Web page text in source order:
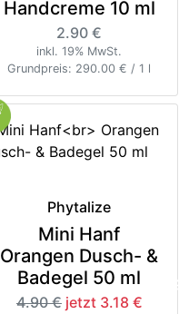
Handcreme 10 ml
2.90 €
inkl. 19% MwSt.
Grundpreis: 290.00 € / 1 l
Phytalize
Mini Hanf
Orangen Dusch- &
Badegel 50 ml
4.90 € jetzt 3.18 €
-35%